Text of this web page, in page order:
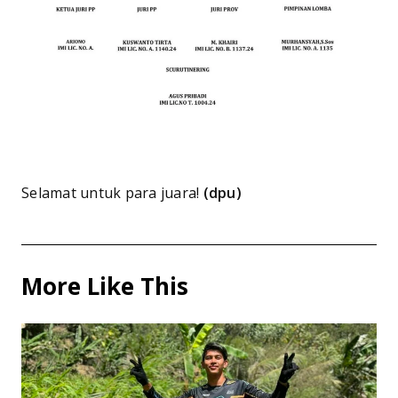
Selamat untuk para juara! (dpu)
More Like This